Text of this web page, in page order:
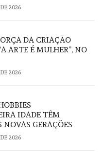
2026
DA CRIAÇÃO
ARTE É MULHER”, NO
2026
IDADE TÊM
GERAÇÕES
2026